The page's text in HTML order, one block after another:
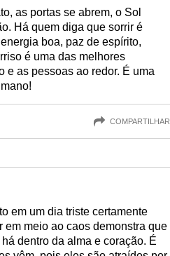
as portas se abrem, o Sol
Há quem diga que sorrir é
boa, paz de espírito,
é uma das melhores
e as pessoas ao redor. É uma
COMPARTILHAR
em um dia triste certamente
em meio ao caos demonstra que
dentro da alma e coração. É